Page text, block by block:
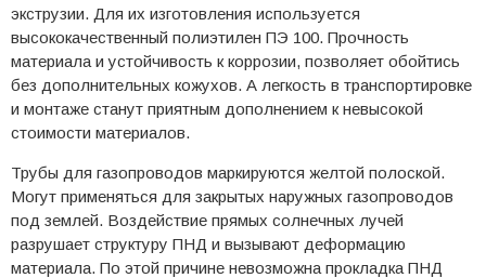
экструзии. Для их изготовления используется
высококачественный полиэтилен ПЭ 100. Прочность
материала и устойчивость к коррозии, позволяет обойтись
без дополнительных кожухов. А легкость в транспортировке
и монтаже станут приятным дополнением к невысокой
стоимости материалов.
Трубы для газопроводов маркируются желтой полоской.
Могут применяться для закрытых наружных газопроводов
под землей. Воздействие прямых солнечных лучей
разрушает структуру ПНД и вызывают деформацию
материала. По этой причине невозможна прокладка ПНД